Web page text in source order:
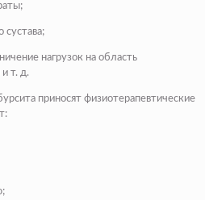
сустава;
нагрузок на область
и т. д.
приносят физиотерапевтические